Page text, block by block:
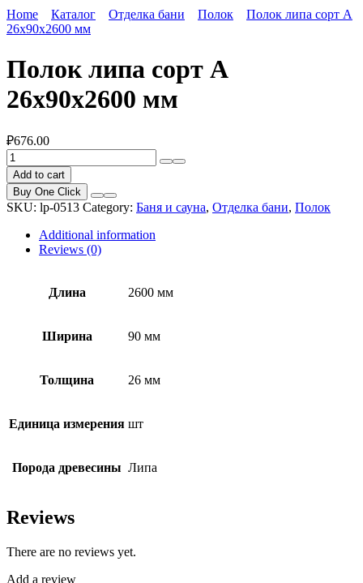
Home Каталог Отделка бани Полок
Полок липа сорт А
26x90x2600 мм
Полок липа сорт А
26x90x2600 мм
₽676.00
Полок
липа
сорт
А
26x90x2600
quantity
Add to cart
Buy One Click
SKU: lp-0513 Category: Баня и сауна, Отделка бани, Полок
Additional information
Reviews (0)
Длина 2600 мм
Ширина 90 мм
Толщина 26 мм
Единица измерения шт
Порода древесины Липа
Reviews
There are no reviews yet.
Add a review